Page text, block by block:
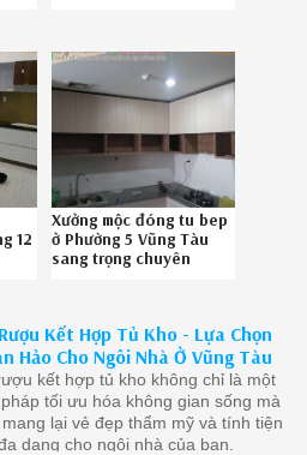
12
Xưởng mộc đóng tu bep
ở Phường 5 Vũng Tàu
sang trọng chuyên
Kết Hợp Tủ Kho - Lựa Chọn
Hảo Cho Ngôi Nhà Ở Vũng Tàu
kết hợp tủ kho không chỉ là một
tối ưu hóa không gian sống mà
lại vẻ đẹp thẩm mỹ và tính tiện
dạng cho ngôi nhà của bạn.